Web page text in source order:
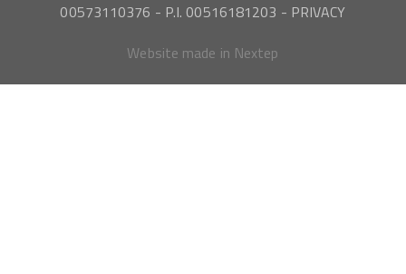
00573110376 - P.I. 00516181203 - PRIVACY
Website made in Nextep